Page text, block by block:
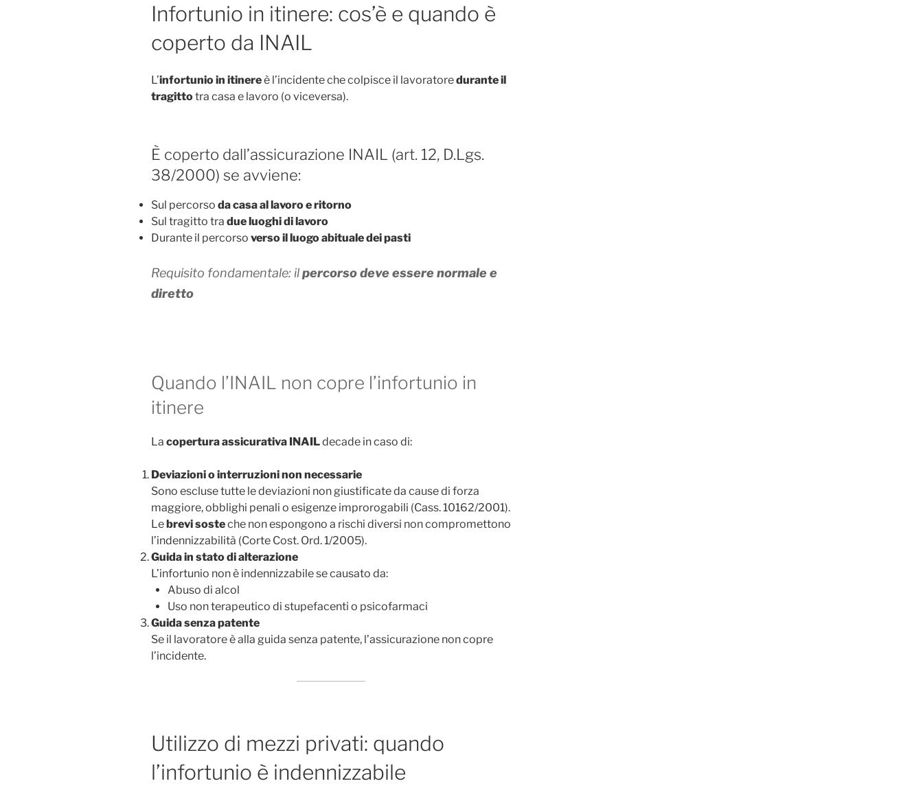
Infortunio in itinere: cos’è e quando è
coperto da INAIL
L’infortunio in itinereè l’incidente che colpisce il lavoratoredurante il
tragittotra casa e lavoro (o viceversa).
È coperto dall’assicurazione INAIL (art. 12, D.Lgs.
38/2000) se avviene:
Sul percorso da casa al lavoro e ritorno
Sul tragitto tra due luoghi di lavoro
Durante il percorso verso il luogo abituale dei pasti
Requisito fondamentale: ilpercorso deve essere normale e
diretto
Quando l’INAIL non copre l’infortunio in
itinere
La copertura assicurativa INAILdecade in caso di:
Deviazioni o interruzioni non necessarie
Sono escluse tutte le deviazioni non giustificate da cause di forza
maggiore, obblighi penali o esigenze improrogabili (Cass. 10162/2001).
Lebrevi sosteche non espongono a rischi diversi non compromettono
l’indennizzabilità (Corte Cost. Ord. 1/2005).
Guida in stato di alterazione
L’infortunio non è indennizzabile se causato da:
Abuso di alcol
Uso non terapeutico di stupefacenti o psicofarmaci
Guida senza patente
Se il lavoratore è alla guida senza patente, l’assicurazione non copre
l’incidente.
Utilizzo di mezzi privati: quando
l’infortunio è indennizzabile